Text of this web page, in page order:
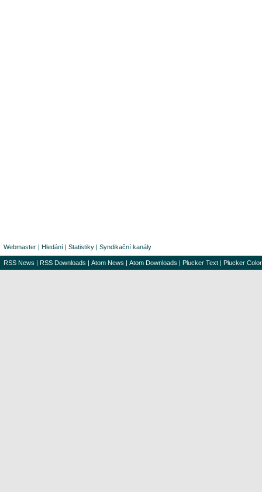
Webmaster | Hledání | Statistiky | Syndikační kanály
RSS News | RSS Downloads | Atom News | Atom Downloads | Plucker Text | Plucker Color